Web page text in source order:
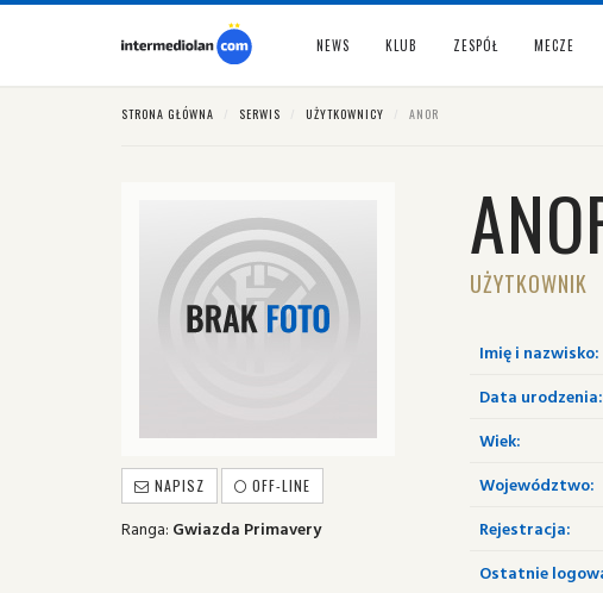
NEWS KLUB ZESPÓŁ MECZE
STRONA GŁÓWNA SERWIS UŻYTKOWNICY ANOR
NAPISZ OFF-LINE
Ranga: Gwiazda Primavery
UŻYTKOWNIK
Imię i nazwisko:
Data urodzenia:
Wiek:
Województwo:
Rejestracja:
Ostatnie